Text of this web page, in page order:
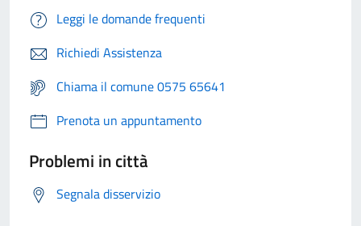
Leggi le domande frequenti
Richiedi Assistenza
Chiama il comune 0575 65641
Prenota un appuntamento
Problemi in città
Segnala disservizio